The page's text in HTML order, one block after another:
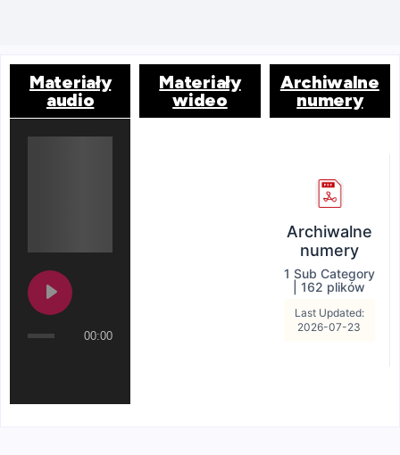
Materiały
audio
00:00
Materiały
wideo
Archiwalne
numery
Archiwalne
numery
1 Sub Category
162 plików
Last Updated:
2026-07-23